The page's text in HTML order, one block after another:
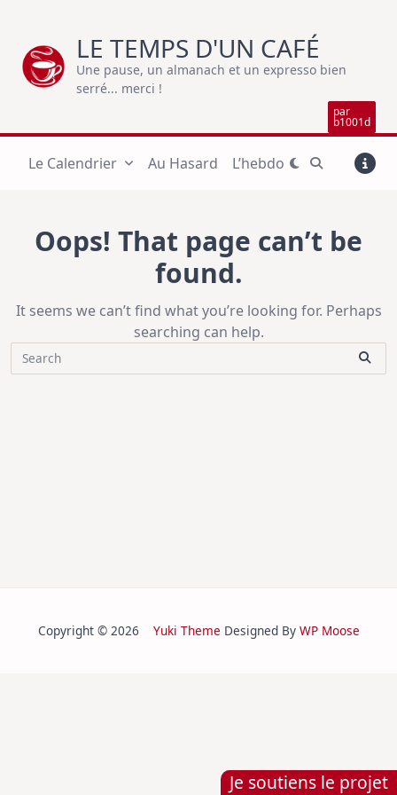
Je soutiens le projet
content
LE TEMPS D'UN CAFÉ
Une pause, un almanach et un expresso bien
serré... merci !
par
b1001d
Le Calendrier Au Hasard L’hebdo
Oops! That page can’t be
found.
It seems we can’t find what you’re looking for. Perhaps
searching can help.
Search
Copyright © 2026 Yuki Theme Designed By WP Moose